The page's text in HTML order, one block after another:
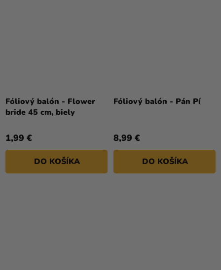
Fóliový balón - Flower
bride 45 cm, biely
1,99 €
DO KOŠÍKA
Fóliový balón - Pán Pí
8,99 €
DO KOŠÍKA